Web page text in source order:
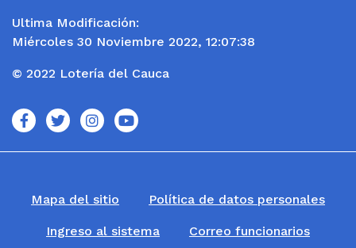
Ultima Modificación:
Miércoles 30 Noviembre 2022, 12:07:38
© 2022 Lotería del Cauca
icono iconoicono icono
Mapa del sitio Política de datos personales
Ingreso al sistema Correo funcionarios